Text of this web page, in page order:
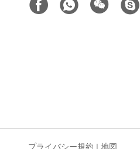
プライバシー規約 | 地図